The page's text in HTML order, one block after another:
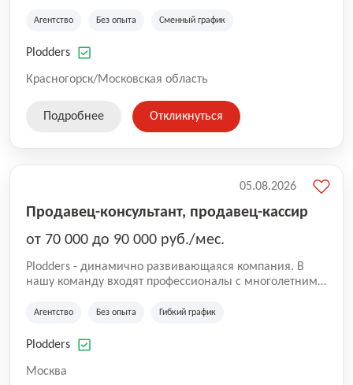
на рынке аутсорсинга, а накопленный опыт позволяют
оказываемых услуг.
Агентство Без опыта Сменный график
Plodders
Красногорск/Московская область
Подробнее Откликнуться
Продавец-консультант, продавец-кассир
от 70 000 до 90 000 руб./мес.
Plodders - динамично развивающаяся компания. В
нашу команду входят профессионалы с многолетним
на рынке аутсорсинга, а накопленный опыт позволяют
оказываемых услуг.
Агентство Без опыта Гибкий график
Plodders
Москва
05.08.2026